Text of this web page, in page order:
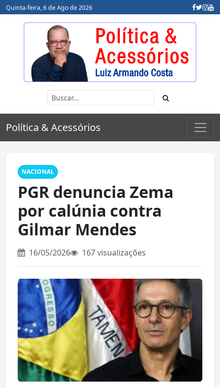
Quinta-feira, 6 de Ago de 2026
Política & Acessórios
NACIONAL
PGR denuncia Zema
por calúnia contra
Gilmar Mendes
16/05/2026 167 visualizações